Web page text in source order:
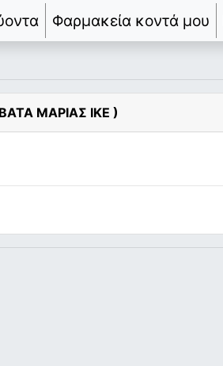
Φαρμακεία κοντά μου
ΜΑΡΙΑΣ ΙΚΕ )